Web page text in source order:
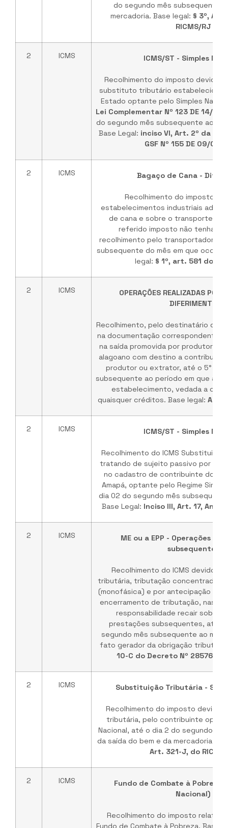
do segundo mês subsequente
mercadoria. Base legal: § 3º, Art.
RICMS/RJ
2 ICMS ICMS/ST - Simples
Recolhimento do imposto devido
substituto tributário estabelecido
Estado optante pelo Simples
Lei Complementar Nº 123 DE 14/
do segundo mês subsequente ao
Base Legal: inciso VI, Art. 2º da
GSF Nº 155 DE 09/06/
2 ICMS Bagaço de Cana -
Recolhimento do imposto
estabelecimentos industriais
de cana e sobre o transporte da
referido imposto não tenha
recolhimento pelo transportador,
subsequente do mês em que
legal: § 1º, art. 581 do
2 ICMS
OPERAÇÕES REALIZADAS POR
DIFERIMENTO
Recolhimento, pelo destinatário
na documentação correspondente,
na saída promovida por produtor
alagoano com destino a
produtor ou extrator, até o 5°
subsequente ao período em que a
estabelecimento, vedada a
quaisquer créditos. Base legal: Art.
2 ICMS ICMS/ST - Simples
Recolhimento do ICMS Substituição
tratando de sujeito passivo por
no cadastro de contribuinte do
Amapá, optante pelo Regime
dia 02 do segundo mês
Base Legal: Inciso III, Art. 17,
2 ICMS
ME ou a EPP - Operações ou
subsequentes
Recolhimento do ICMS devido
tributária, tributação concentrada
(monofásica) e por antecipação
encerramento de tributação, nas
responsabilidade recair sobre
prestações subsequentes, até o
segundo mês subsequente ao mês
fato gerador da obrigação
10-C do Decreto Nº 28576
2 ICMS Substituição Tributária -
Recolhimento do imposto devido
tributária, pelo contribuinte
Nacional, até o dia 2 do segundo
da saída do bem e da mercadoria.
Art. 321-J, do
2 ICMS
Fundo de Combate à Pobreza
Nacional)
Recolhimento do imposto relativo
Fundo de Combate à Pobreza. Base